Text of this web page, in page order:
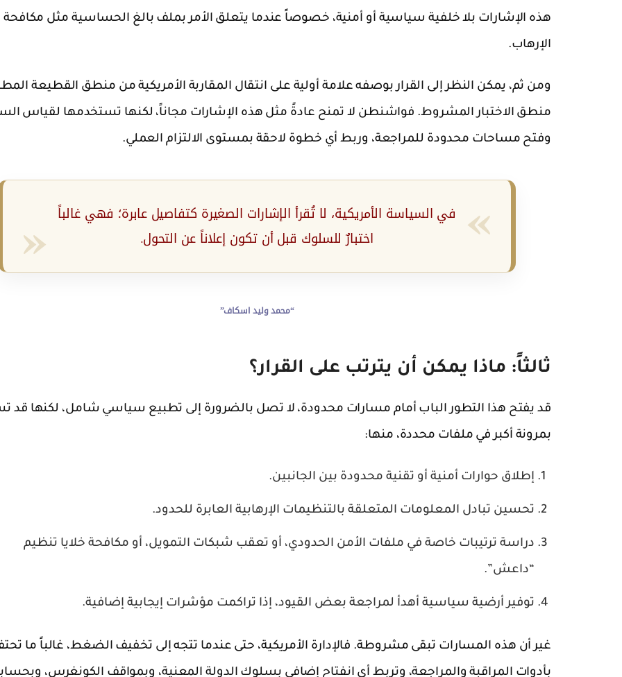
هذه الإشارات بلا خلفية سياسية أو أمنية، خصوصاً عندما يتعلق الأمر بملف بالغ الحساسية مثل مكافحة
الإرهاب.
ومن ثم، يمكن النظر إلى القرار بوصفه علامة أولية على انتقال المقاربة الأمريكية من منطق القطيعة
منطق الاختبار المشروط. فواشنطن لا تمنح عادةً مثل هذه الإشارات مجاناً، لكنها تستخدمها لقياس
وفتح مساحات محدودة للمراجعة، وربط أي خطوة لاحقة بمستوى الالتزام العملي.
في السياسة الأمريكية، لا تُقرأ الإشارات الصغيرة كتفاصيل عابرة؛ فهي غالباً
اختبارٌ للسلوك قبل أن تكون إعلاناً عن التحول.
“محمد وليد اسكاف”
ثالثاً: ماذا يمكن أن يترتب على القرار؟
قد يفتح هذا التطور الباب أمام مسارات محدودة، لا تصل بالضرورة إلى تطبيع سياسي شامل، لكنها قد
بمرونة أكبر في ملفات محددة، منها:
إطلاق حوارات أمنية أو تقنية محدودة بين الجانبين.
تحسين تبادل المعلومات المتعلقة بالتنظيمات الإرهابية العابرة للحدود.
دراسة ترتيبات خاصة في ملفات الأمن الحدودي، أو تعقب شبكات التمويل، أو مكافحة خلايا تنظيم
“داعش”.
توفير أرضية سياسية أهدأ لمراجعة بعض القيود، إذا تراكمت مؤشرات إيجابية إضافية.
غير أن هذه المسارات تبقى مشروطة. فالإدارة الأمريكية، حتى عندما تتجه إلى تخفيف الضغط، غالباً ما
بأدوات المراقبة والمراجعة، وتربط أي انفتاح إضافي بسلوك الدولة المعنية، وبمواقف الكونغرس،